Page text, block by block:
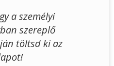
a személyi
szereplő
töltsd ki az